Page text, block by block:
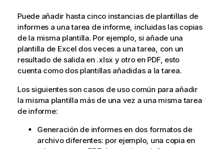
c
i
a
Puede añadir hasta cinco instancias de plantillas de
informes a una tarea de informe, incluidas las copias
de la misma plantilla. Por ejemplo, si añade una
plantilla de Excel dos veces a una tarea, con un
resultado de salida en .xlsx y otro en PDF, esto
cuenta como dos plantillas añadidas a la tarea.
Los siguientes son casos de uso común para añadir
la misma plantilla más de una vez a una misma tarea
de informe:
Generación de informes en dos formatos de
archivo diferentes: por ejemplo, una copia en